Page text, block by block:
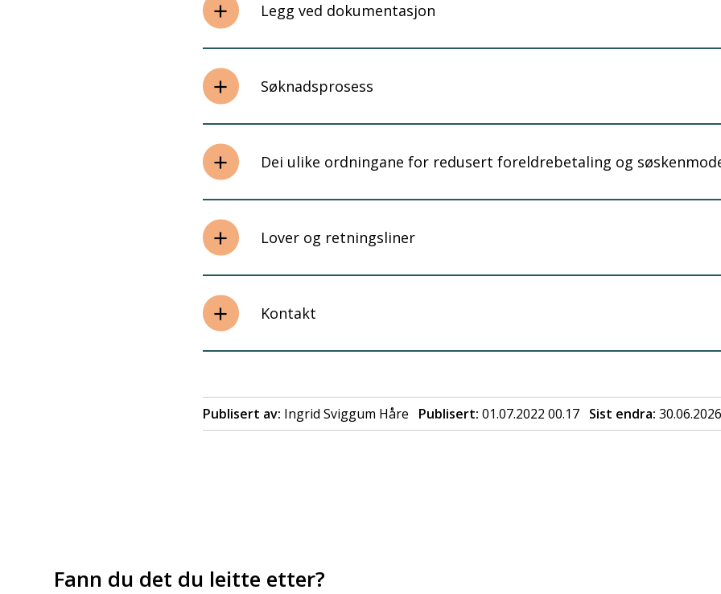
Legg ved dokumentasjon
Søknadsprosess
Dei ulike ordningane for redusert foreldrebetaling og
Lover og retningsliner
Kontakt
Publisert av Ingrid Sviggum Håre Publisert 01.07.2022 00.17 Sist endra
Fann du det du leitte etter?